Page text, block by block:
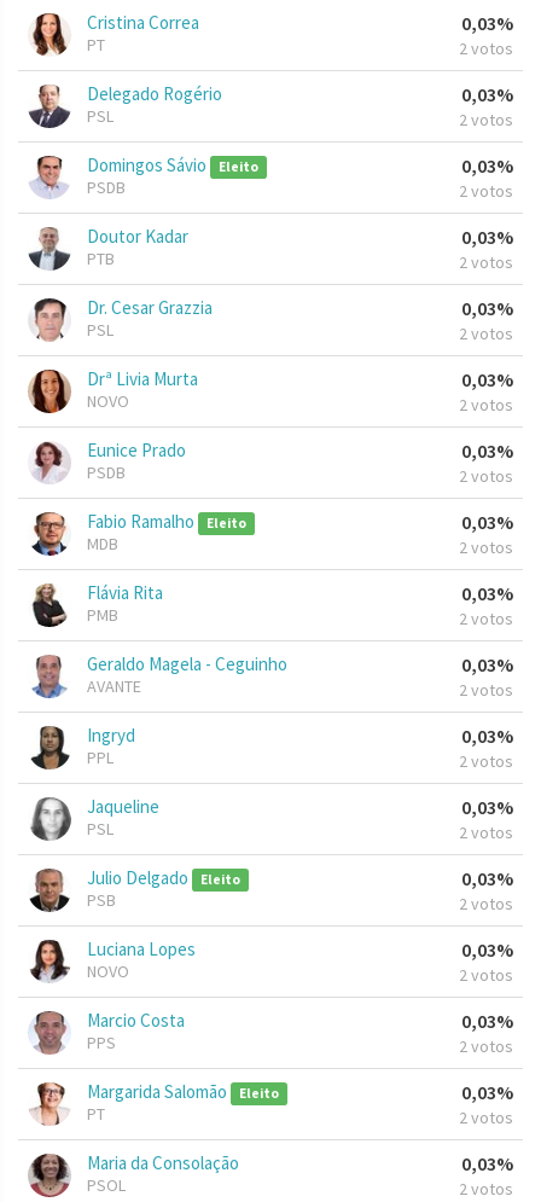
Cristina Correa
PT
0,03%
2 votos
Delegado Rogério
PSL
0,03%
2 votos
Domingos Sávio Eleito
PSDB
0,03%
2 votos
Doutor Kadar
PTB
0,03%
2 votos
Dr. Cesar Grazzia
PSL
0,03%
2 votos
Drª Livia Murta
NOVO
0,03%
2 votos
Eunice Prado
PSDB
0,03%
2 votos
Fabio Ramalho Eleito
MDB
0,03%
2 votos
Flávia Rita
PMB
0,03%
2 votos
Geraldo Magela - Ceguinho
AVANTE
0,03%
2 votos
Ingryd
PPL
0,03%
2 votos
Jaqueline
PSL
0,03%
2 votos
Julio Delgado Eleito
PSB
0,03%
2 votos
Luciana Lopes
NOVO
0,03%
2 votos
Marcio Costa
PPS
0,03%
2 votos
Margarida Salomão Eleito
PT
0,03%
2 votos
Maria da Consolação
PSOL
0,03%
2 votos